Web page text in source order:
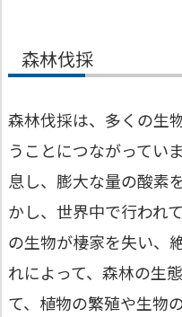
森林伐採
森林伐採は、多くの生
うことにつながってい
息し、膨大な量の酸素
かし、世界中で行われ
の生物が棲家を失い、
れによって、森林の生
て、植物の繁殖や生物